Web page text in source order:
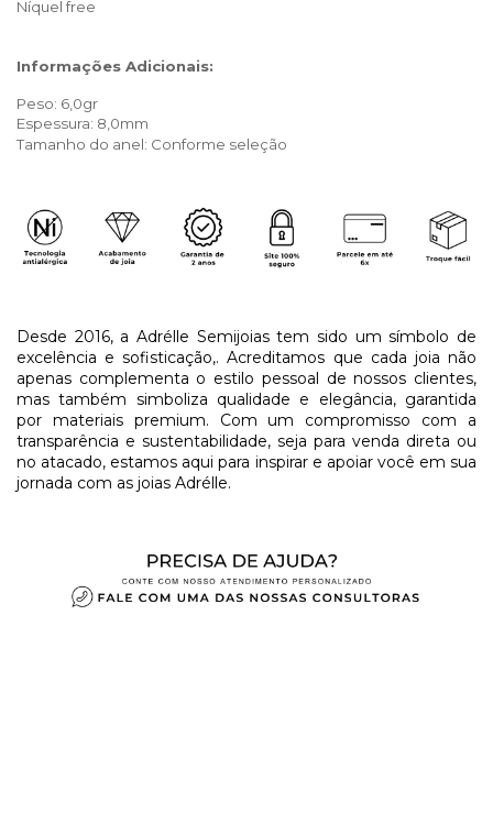
Níquel free
Informações Adicionais:
Peso: 6,0gr
Espessura: 8,0mm
Tamanho do anel: Conforme seleção
Desde 2016, a Adrélle Semijoias tem sido um símbolo de
excelência e sofisticação,. Acreditamos que cada joia não
apenas complementa o estilo pessoal de nossos clientes,
mas também simboliza qualidade e elegância, garantida
por materiais premium. Com um compromisso com a
transparência e sustentabilidade, seja para venda direta ou
no atacado, estamos aqui para inspirar e apoiar você em sua
jornada com as joias Adrélle.